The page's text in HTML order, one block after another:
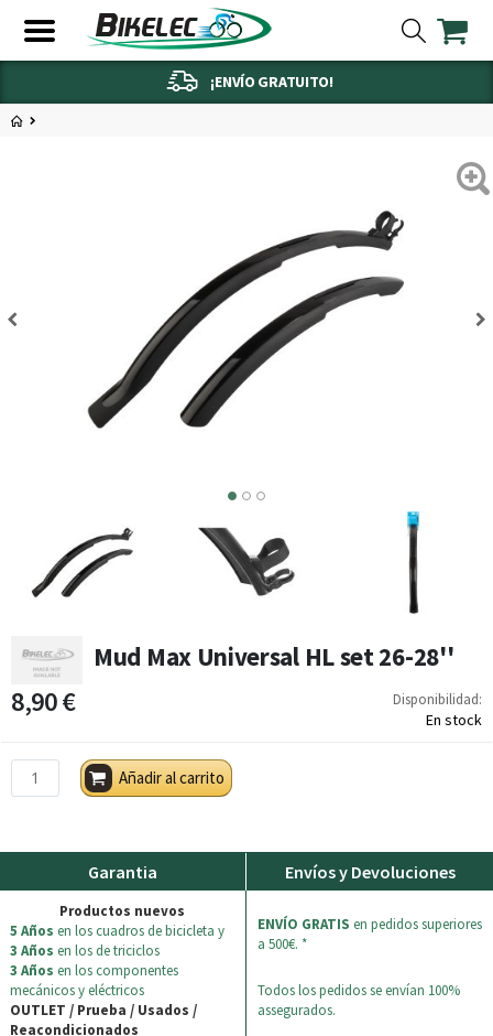
¡ENVÍO GRATUITO!
Mud Max Universal HL set 26-28''
8,90 € Disponibilidad:
En stock
Añadir al carrito
Garantia
Productos nuevos
5 Años en los cuadros de bicicleta y
3 Años en los de triciclos
3 Años en los componentes
mecánicos y eléctricos
OUTLET / Prueba / Usados /
Reacondicionados
Envíos y Devoluciones
ENVÍO GRATIS en pedidos superiores
a 500€. *
Todos los pedidos se envían 100%
assegurados.